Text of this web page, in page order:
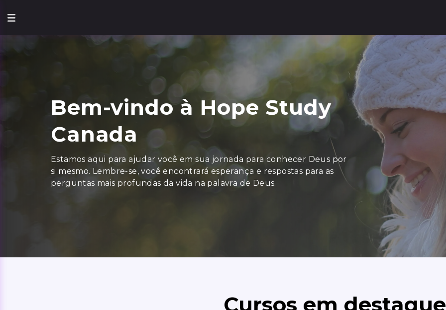
Bem-vindo à Hope Study
Canada
Estamos aqui para ajudar você em sua jornada para conhecer Deus por
si mesmo. Lembre-se, você encontrará esperança e respostas para as
perguntas mais profundas da vida na palavra de Deus.
Cursos em destaque